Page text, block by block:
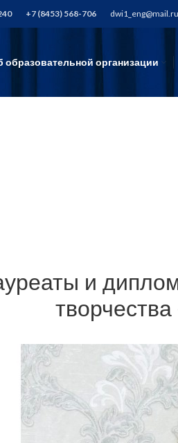
+7 (8453) 568-706 dwi1_eng@mail.ru
образовательной организации
и